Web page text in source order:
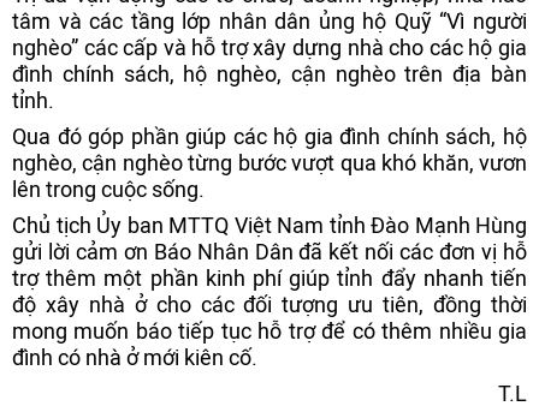
tâm và các tầng lớp nhân dân ủng hộ Quỹ “Vì người
nghèo” các cấp và hỗ trợ xây dựng nhà cho các hộ gia
đình chính sách, hộ nghèo, cận nghèo trên địa bàn
tỉnh.
Qua đó góp phần giúp các hộ gia đình chính sách, hộ
nghèo, cận nghèo từng bước vượt qua khó khăn, vươn
lên trong cuộc sống.
Chủ tịch Ủy ban MTTQ Việt Nam tỉnh Đào Mạnh Hùng
gửi lời cảm ơn Báo Nhân Dân đã kết nối các đơn vị hỗ
trợ thêm một phần kinh phí giúp tỉnh đẩy nhanh tiến
độ xây nhà ở cho các đối tượng ưu tiên, đồng thời
mong muốn báo tiếp tục hỗ trợ để có thêm nhiều gia
đình có nhà ở mới kiên cố.
T.L